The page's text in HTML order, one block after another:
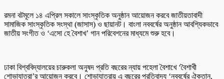
রমনা বটমূলে ১৪ এপ্রিল সকালে সাংস্কৃতিক অনুষ্ঠান আয়োজন করবে জাতীয়তাবাদী
সামাজিক সাংস্কৃতিক সংস্থা (জাসাস) ও ছায়ানট। বাংলা নববর্ষের অনুষ্ঠান আবশ্যিকভাবে
জাতীয় সংগীত ও ‘এসো হে বৈশাখ’ গান পরিবেশনের মাধ্যমে শুরু হবে।
ঢাকা বিশ্ববিদ্যালয়ের চারুকলা অনুষদ প্রতি বছরের ন্যায় পহেলা বৈশাখে ‘বৈশাখী
শোভাযাত্রা’র আয়োজন করবে। শোভাযাত্রায় এ বছরের প্রতিবাদ্য ‘নববর্ষের ঐকতান,